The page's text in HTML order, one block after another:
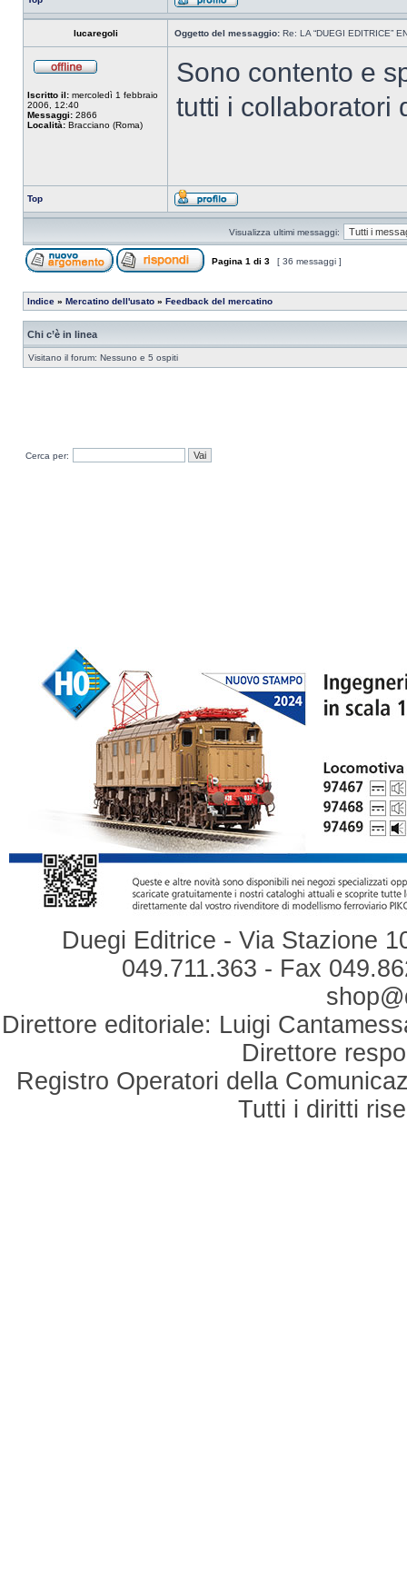
lucaregoli Oggetto del messaggio: Re: LA “DUEGI EDITRICE”
Iscritto il: mercoledì 1 febbraio
2006, 12:40
Messaggi: 2866
Località: Bracciano (Roma)
Sono contento e
tutti i collaboratori
Top
Visualizza ultimi messaggi:
Pagina 1 di 3 [ 36 messaggi ]
Indice » Mercatino dell'usato » Feedback del mercatino
Chi c’è in linea
Visitano il forum: Nessuno e 5 ospiti
Cerca per:
Duegi Editrice - Via Stazione
049.711.363 - Fax
Direttore editoriale: Luigi
Direttore
Registro Operatori della
Tutti i diritti